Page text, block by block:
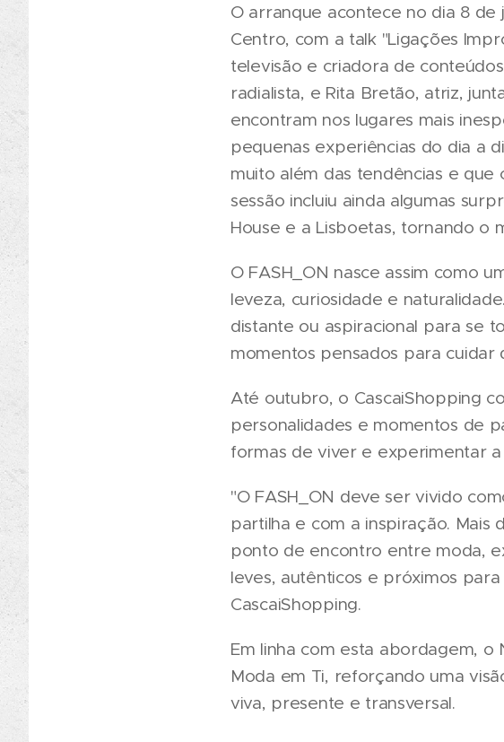
O arranque acontece no dia 8 de
Centro, com a talk "Ligações
televisão e criadora de
radialista, e Rita Bretão, atriz,
encontram nos lugares mais
pequenas experiências do dia a
muito além das tendências e
sessão incluiu ainda algumas
House e a Lisboetas, tornando o
O FASH_ON nasce assim como
leveza, curiosidade e
distante ou aspiracional para se
momentos pensados para
Até outubro, o CascaiShopping
personalidades e momentos de
formas de viver e experimentar a
"O FASH_ON deve ser vivido
partilha e com a inspiração. Mais
ponto de encontro entre moda,
leves, autênticos e próximos
CascaiShopping.
Em linha com esta abordagem,
Moda em Ti, reforçando uma
viva, presente e transversal.